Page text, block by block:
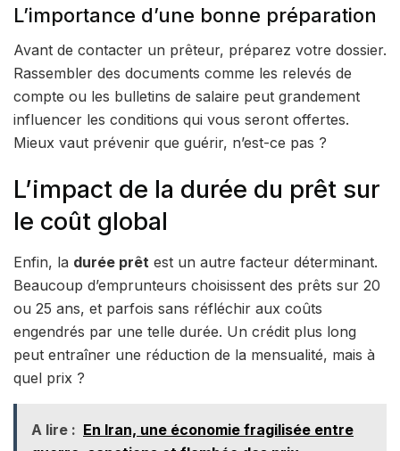
L’importance d’une bonne préparation
Avant de contacter un prêteur, préparez votre dossier.
Rassembler des documents comme les relevés de
compte ou les bulletins de salaire peut grandement
influencer les conditions qui vous seront offertes.
Mieux vaut prévenir que guérir, n’est-ce pas ?
L’impact de la durée du prêt sur
le coût global
Enfin, la durée prêt est un autre facteur déterminant.
Beaucoup d’emprunteurs choisissent des prêts sur 20
ou 25 ans, et parfois sans réfléchir aux coûts
engendrés par une telle durée. Un crédit plus long
peut entraîner une réduction de la mensualité, mais à
quel prix ?
A lire : En Iran, une économie fragilisée entre